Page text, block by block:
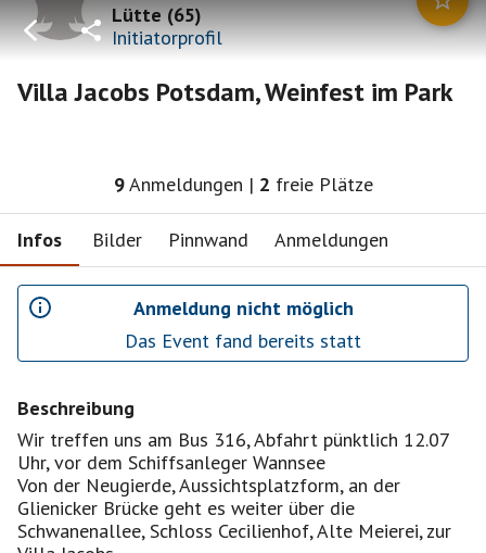
Lütte(65)
Initiatorprofil
Villa Jacobs Potsdam, Weinfest im Park
9Anmeldungen | 2 freie Plätze
Infos Bilder Pinnwand Anmeldungen
Anmeldung nicht möglich
Das Event fand bereits statt
Beschreibung
Wir treffen uns am Bus 316, Abfahrt pünktlich 12.07
Uhr, vor dem Schiffsanleger Wannsee
Von der Neugierde, Aussichtsplatzform, an der
Glienicker Brücke geht es weiter über die
Schwanenallee, Schloss Cecilienhof, Alte Meierei, zur